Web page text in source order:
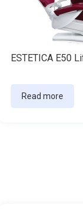
ESTETICA E50
Read more